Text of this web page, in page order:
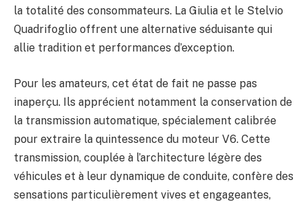
la totalité des consommateurs. La Giulia et le Stelvio
Quadrifoglio offrent une alternative séduisante qui
allie tradition et performances d’exception.
Pour les amateurs, cet état de fait ne passe pas
inaperçu. Ils apprécient notamment la conservation de
la transmission automatique, spécialement calibrée
pour extraire la quintessence du moteur V6. Cette
transmission, couplée à l’architecture légère des
véhicules et à leur dynamique de conduite, confère des
sensations particulièrement vives et engageantes,